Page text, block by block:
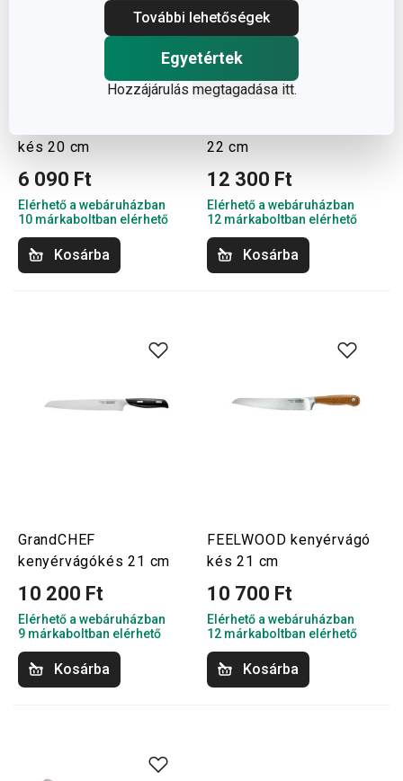
További lehetőségek
Egyetértek
Hozzájárulás megtagadása itt.
kés 20 cm
6 090 Ft
Elérhető a webáruházban
10 márkaboltban elérhető
Kosárba
22 cm
12 300 Ft
Elérhető a webáruházban
12 márkaboltban elérhető
Kosárba
GrandCHEF
kenyérvágókés 21 cm
10 200 Ft
Elérhető a webáruházban
9 márkaboltban elérhető
Kosárba
FEELWOOD kenyérvágó
kés 21 cm
10 700 Ft
Elérhető a webáruházban
12 márkaboltban elérhető
Kosárba